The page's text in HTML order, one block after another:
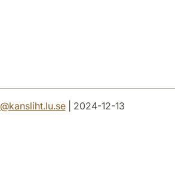
@kansliht.lu.se| 2024-12-13